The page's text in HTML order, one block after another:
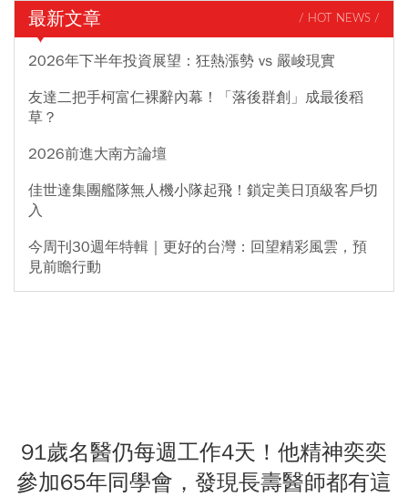
最新文章 / HOT NEWS /
2026年下半年投資展望：狂熱漲勢 vs 嚴峻現實
友達二把手柯富仁裸辭內幕！「落後群創」成最後稻
草？
2026前進大南方論壇
佳世達集團艦隊無人機小隊起飛！鎖定美日頂級客戶切
入
今周刊30週年特輯｜更好的台灣：回望精彩風雲，預
見前瞻行動
91歲名醫仍每週工作4天！他精神奕奕
參加65年同學會，發現長壽醫師都有這